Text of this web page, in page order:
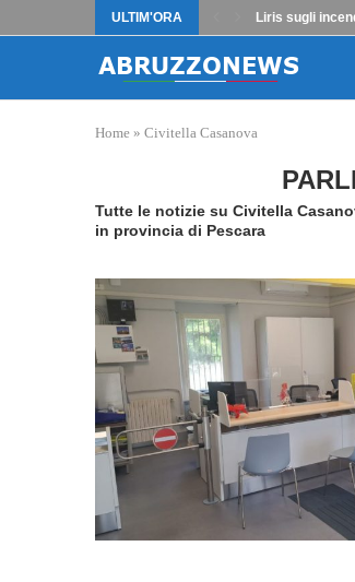
ULTIM'ORA Liris sugli
Home » Civitella Casanova
Tutte le notizie su Civitella
in provincia di Pescara